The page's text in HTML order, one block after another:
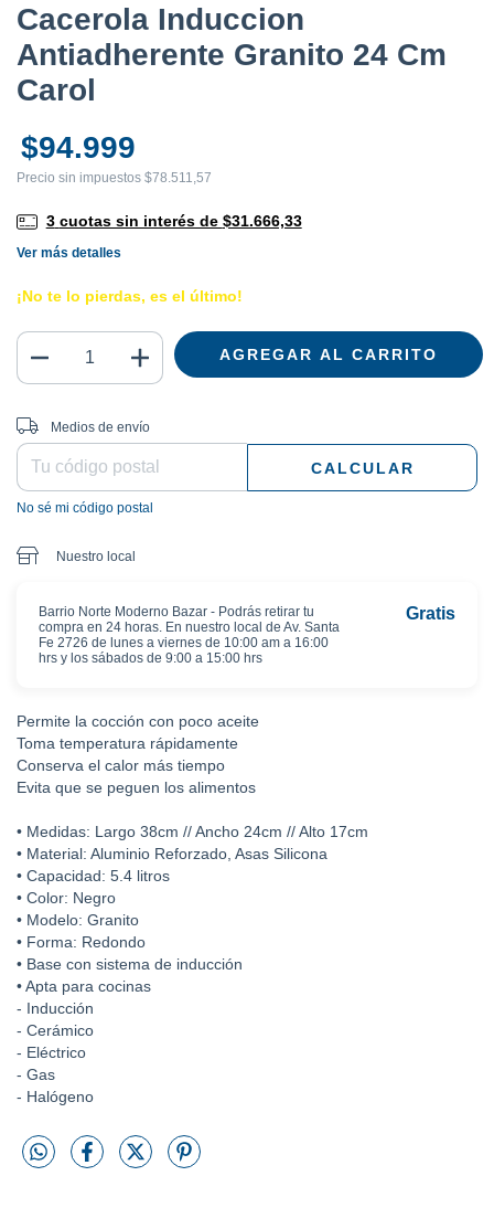
Cacerola Induccion
Antiadherente Granito 24 Cm
Carol
$94.999
Precio sin impuestos $78.511,57
3 cuotas sin interés de $31.666,33
Ver más detalles
¡No te lo pierdas, es el último!
Entregas para el CP:
Medios de envío
CALCULAR
No sé mi código postal
Nuestro local
Barrio Norte Moderno Bazar - Podrás retirar tu
compra en 24 horas. En nuestro local de Av. Santa
Fe 2726 de lunes a viernes de 10:00 am a 16:00
hrs y los sábados de 9:00 a 15:00 hrs
Gratis
Permite la cocción con poco aceite
Toma temperatura rápidamente
Conserva el calor más tiempo
Evita que se peguen los alimentos
• Medidas: Largo 38cm // Ancho 24cm // Alto 17cm
• Material: Aluminio Reforzado, Asas Silicona
• Capacidad: 5.4 litros
• Color: Negro
• Modelo: Granito
• Forma: Redondo
• Base con sistema de inducción
• Apta para cocinas
- Inducción
- Cerámico
- Eléctrico
- Gas
- Halógeno